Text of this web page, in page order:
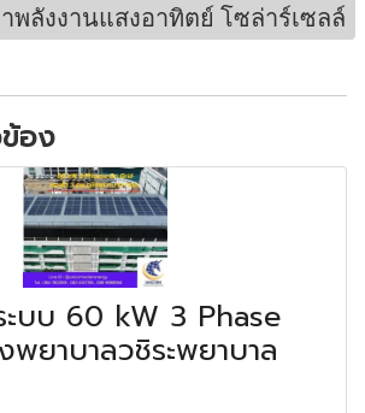
พลังงานแสงอาทิตย์ โซล่าร์เซลล์
อง
บบ 60 kW 3 Phase
ยาบาลวชิระพยาบาล